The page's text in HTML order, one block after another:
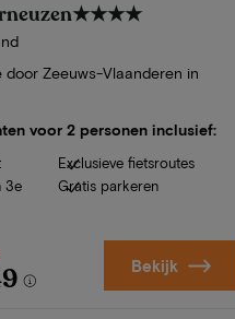
★★★★
Zeeuws-Vlaanderen in
voor 2 personen inclusief:
3e
Exclusieve fietsroutes
Gratis parkeren
Bekijk